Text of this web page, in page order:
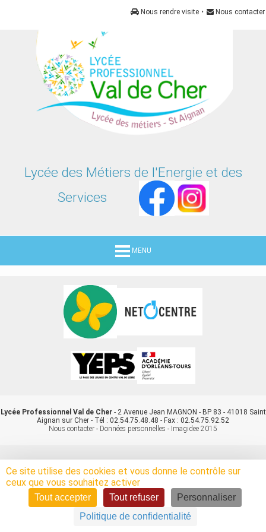
Nous contacter
•
Nous rendre visite
Lycée des Métiers de l'Energie et des
Services
MENU
Lycée Professionnel Val de Cher- 2 Avenue Jean MAGNON - BP 83 - 41018 Saint
Aignan sur Cher - Tél : 02.54.75.48.48 - Fax : 02.54.75.92.52
Nous contacter - Données personnelles - Imagidee 2015
Ce site utilise des cookies et vous donne le contrôle sur
ceux que vous souhaitez activer
Tout accepter Tout refuser
Personnaliser
Politique de confidentialité